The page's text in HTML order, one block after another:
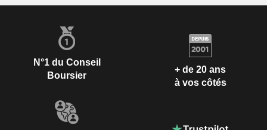
N°1 du Conseil
Boursier
+ de 20 ans
à vos côtés